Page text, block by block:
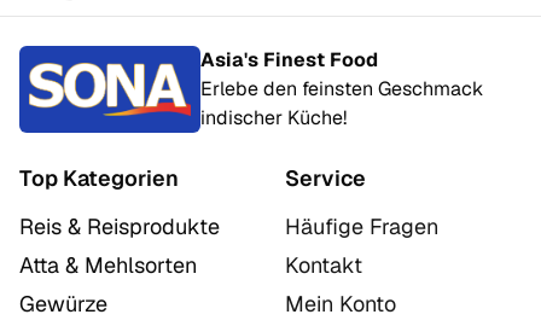
Asia's Finest Food
Erlebe den feinsten Geschmack
indischer Küche!
Top Kategorien
Reis & Reisprodukte
Atta & Mehlsorten
Gewürze
Service
Häufige Fragen
Kontakt
Mein Konto